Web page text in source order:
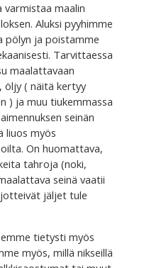
varmistaa maalin
Aluksi pyyhimme
pölyn ja poistamme
Tarvittaessa
maalattavaan
öljy ( näitä kertyy
) ja muu tiukemmassa
seinän
liuos myös
On huomattava,
tahroja (noki,
seinä vaatii
jotteivät jäljet tule
tietysti myös
myös, millä nikseillä